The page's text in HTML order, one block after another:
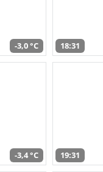
-3,0 °C 18:31
-3,4 °C 19:31